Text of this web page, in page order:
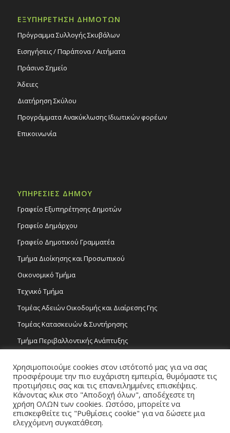
ΕΞΥΠΗΡΕΤΗΣΗ ΔΗΜΟΤΩΝ
Πρόγραμμα Συλλογής Σκυβάλων
Εισηγήσεις / Παράπονα / Αιτήματα
Πράσινο Σημείο
Άδειες
Διατήρηση Σκύλου
Προγράμματα Ανακύκλωσης Ιδιωτικών φορέων
Επικοινωνία
ΥΠΗΡΕΣΙΕΣ ΔΗΜΟΥ
Γραφείο Εξυπηρέτησης Δημοτών
Γραφείο Δημάρχου
Γραφείο Δημοτικού Γραμματέα
Τμήμα Διοίκησης και Προσωπικού
Οικονομικό Τμήμα
Τεχνικό Τμήμα
Τομέας Αδειών Οικοδομής και Διαίρεσης Γης
Τομέας Κατασκευών & Συντήρησης
Τμήμα Περιβαλλοντικής Ανάπτυξης
Τομέας Γραμμάτων και Τεχνών
Τροχονομία
Χρησιμοποιούμε cookies στον ιστότοπό μας για να σας
προσφέρουμε την πιο ευχάριστη εμπειρία, θυμόμαστε τις
προτιμήσεις σας και τις επανειλημμένες επισκέψεις.
Κάνοντας κλικ στο "Αποδοχή όλων", αποδέχεστε τη
χρήση ΟΛΩΝ των cookies. Ωστόσο, μπορείτε να
επισκεφθείτε τις "Ρυθμίσεις cookie" για να δώσετε μια
ελεγχόμενη συγκατάθεση.